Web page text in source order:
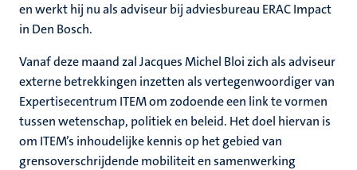
en werkt hij nu als adviseur bij adviesbureau ERAC Impact
in Den Bosch.
Vanaf deze maand zal Jacques Michel Bloi zich als adviseur
externe betrekkingen inzetten als vertegenwoordiger van
Expertisecentrum ITEM om zodoende een link te vormen
tussen wetenschap, politiek en beleid. Het doel hiervan is
om ITEM’s inhoudelijke kennis op het gebied van
grensoverschrijdende mobiliteit en samenwerking